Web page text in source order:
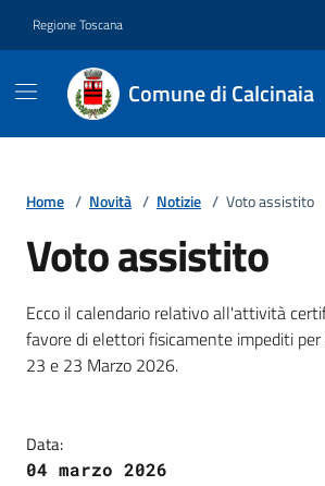
Regione Toscana
Comune di Calcinaia
Home / Novità / Notizie / Voto assistito
Voto assistito
Dettagli della
Ecco il calendario relativo all'attività
favore di elettori fisicamente impediti
23 e 23 Marzo 2026.
Data:
04 marzo 2026